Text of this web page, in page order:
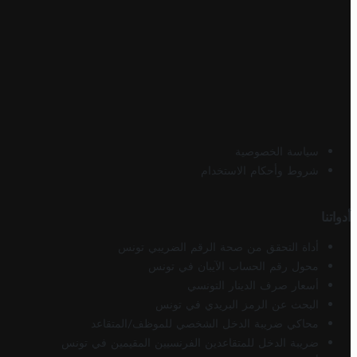
سياسة الخصوصية
شروط وأحكام الاستخدام
أدواتنا
أداة التحقق من صحة الرقم الضريبي تونس
محول رقم الحساب الآيبان في تونس
أسعار صرف الدينار التونسي
البحث عن الرمز البريدي في تونس
محاكي ضريبة الدخل الشخصي للموظف/المتقاعد
ضريبة الدخل للمتقاعدين الفرنسيين المقيمين في تونس